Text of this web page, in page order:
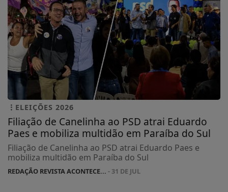
ELEIÇÕES 2026
Filiação de Canelinha ao PSD atrai Eduardo
Paes e mobiliza multidão em Paraíba do Sul
Filiação de Canelinha ao PSD atrai Eduardo Paes e
mobiliza multidão em Paraíba do Sul
REDAÇÃO REVISTA ACONTECE... - 31 DE JUL